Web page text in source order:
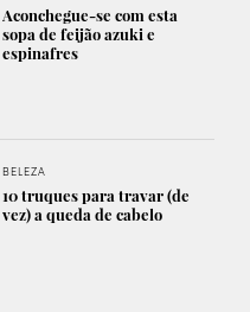
Aconchegue-se com esta
sopa de feijão azuki e
espinafres
BELEZA
10 truques para travar (de
vez) a queda de cabelo